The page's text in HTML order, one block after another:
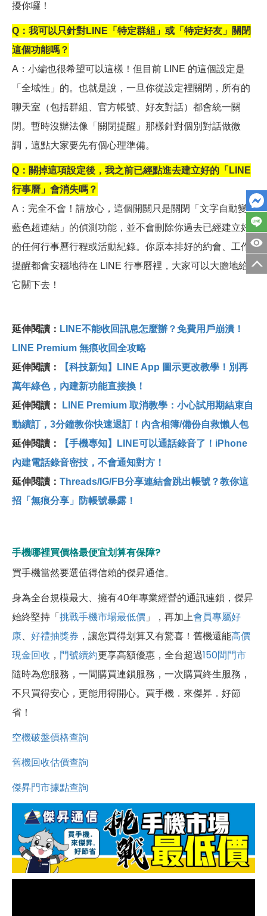
擾你囉！
Q ：我可以只針對LINE「特定群組」或「特定好友」關閉
這個功能嗎？
A ：小編也很希望可以這樣！但目前 LINE 的這個設定是
「全域性」的。也就是說，一旦你從設定裡關閉，所有的
聊天室（包括群組、官方帳號、好友對話）都會統一關
閉。暫時沒辦法像「關閉提醒」那樣針對個別對話做微
調，這點大家要先有個心理準備。
Q ：關掉這項設定後，我之前已經點進去建立好的「LINE
行事曆」會消失嗎？
A ：完全不會！請放心，這個開關只是關閉「文字自動變
藍色超連結」的偵測功能，並不會刪除你過去已經建立好
的任何行事曆行程或活動紀錄。你原本排好的約會、工作
提醒都會安穩地待在 LINE 行事曆裡，大家可以大膽地給
它關下去！
延伸閱讀： LINE不能收回訊息怎麼辦？免費用戶崩潰！
LINE Premium 無痕收回全攻略
延伸閱讀：
【科技新知】LINE App 圖示更改教學！別再
萬年綠色，內建新功能直接換！
延伸閱讀：
LINE Premium 取消教學：小心試用期結束自
動續訂，3分鐘教你快速退訂！內含相簿/備份自救懶人包
延伸閱讀：
【手機專知】LINE可以通話錄音了！iPhone
內建電話錄音密技，不會通知對方！
延伸閱讀： Threads/IG/FB分享連結會跳出帳號？教你這
招「無痕分享」防帳號暴露！
手機哪裡買價格最便宜划算有保障?
買手機當然要選值得信賴的傑昇通信。
身為全台規模最大、擁有40年專業經營的通訊連鎖，傑昇
始終堅持「挑戰手機市場最低價 」，再加上會員專屬好
康、 好禮抽獎券 ，讓您買得划算又有驚喜！舊機還能高價
現金回收 ， 門號續約更享高額優惠，全台超過150間門市
隨時為您服務，一間購買連鎖服務，一次購買終生服務，
不只買得安心，更能用得開心。買手機．來傑昇．好節
省！
空機破盤價格查詢
舊機回收估價查詢
傑昇門市據點查詢